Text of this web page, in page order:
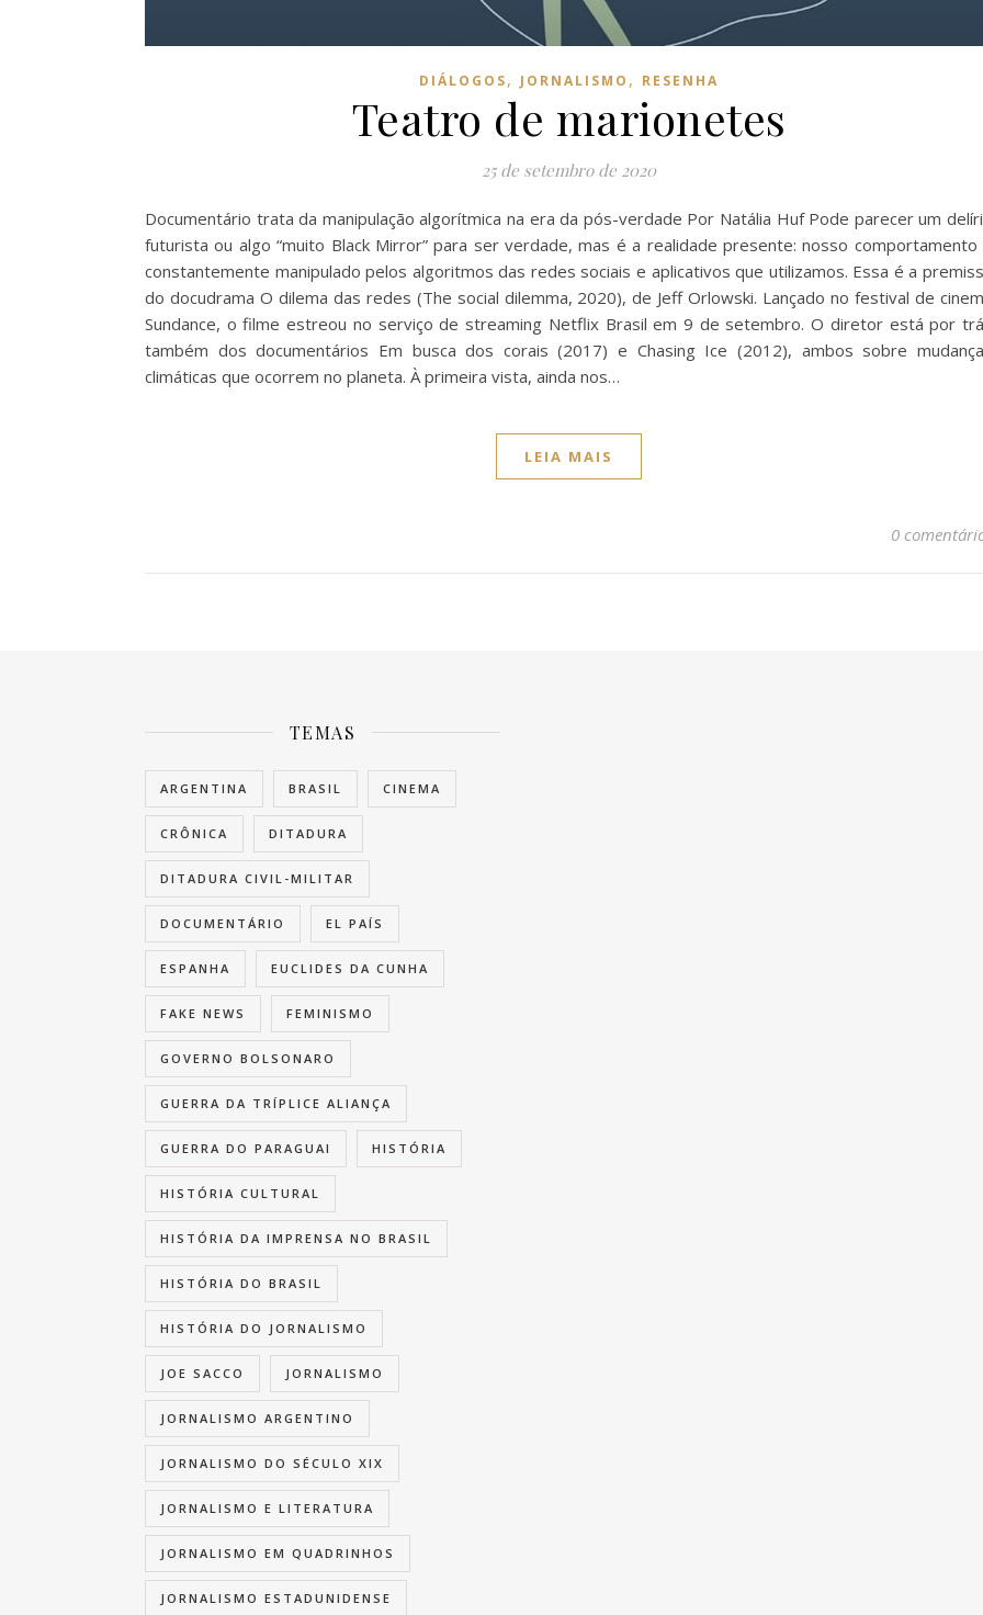
DIÁLOGOS, JORNALISMO , RESENHA
Teatro de marionetes
25 de setembro de 2020
Documentário trata da manipulação algorítmica na era da pós-verdade Por Natália Huf Pode parecer um
futurista ou algo “muito Black Mirror” para ser verdade, mas é a realidade presente: nosso comportamento
constantemente manipulado pelos algoritmos das redes sociais e aplicativos que utilizamos. Essa é a
do docudrama O dilema das redes (The social dilemma, 2020), de Jeff Orlowski. Lançado no festival de
Sundance, o filme estreou no serviço de streaming Netflix Brasil em 9 de setembro. O diretor está por
também dos documentários Em busca dos corais (2017) e Chasing Ice (2012), ambos sobre
climáticas que ocorrem no planeta. À primeira vista, ainda nos…
LEIA MAIS
0
TEMAS
ARGENTINA BRASIL CINEMA
CRÔNICA DITADURA
DITADURA CIVIL-MILITAR
DOCUMENTÁRIO EL PAÍS
ESPANHA EUCLIDES DA CUNHA
FAKE NEWS FEMINISMO
GOVERNO BOLSONARO
GUERRA DA TRÍPLICE ALIANÇA
GUERRA DO PARAGUAI HISTÓRIA
HISTÓRIA CULTURAL
HISTÓRIA DA IMPRENSA NO BRASIL
HISTÓRIA DO BRASIL
HISTÓRIA DO JORNALISMO
JOE SACCO JORNALISMO
JORNALISMO ARGENTINO
JORNALISMO DO SÉCULO XIX
JORNALISMO E LITERATURA
JORNALISMO EM QUADRINHOS
JORNALISMO ESTADUNIDENSE